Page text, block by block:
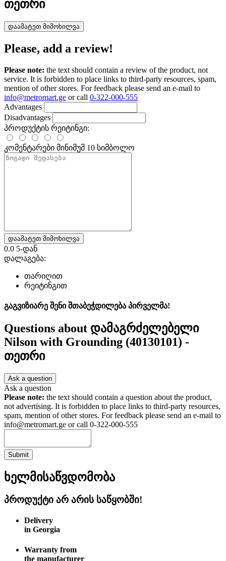
თეთრი
დაამატეთ მიმოხილვა
Please, add a review!
Please note: the text should contain a review of the product, not
service. It is forbidden to place links to third-party resources, spam,
mention of other stores. For feedback please send an e-mail to
info@metromart.ge or call 0-322-000-555
Advantages
Disadvantages
პროდუქტის რეიტინგი:
კომენტარები მინიმუმ 10 სიმბოლო
დაამატეთ მიმოხილვა
0.0 5-დან
დალაგება:
თარიღით
რეიტინგით
გაგვიზიარე შენი შთაბეჭდილება პირველმა!
Questions about დამაგრძელებელი
Nilson with Grounding (40130101) -
თეთრი
Ask a question
Ask a question
Please note: the text should contain a question about the product,
not advertising. It is forbidden to place links to third-party resources,
spam, mention of other stores. For feedback please send an e-mail to
info@metromart.ge or call 0-322-000-555
Submit
ხელმისაწვდომობა
პროდუქტი არ არის საწყობში!
Delivery
in Georgia
Warranty from
the manufacturer